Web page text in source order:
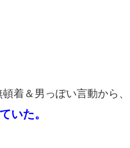
着＆男っぽい言動から、
いた。